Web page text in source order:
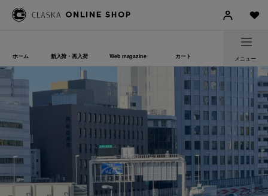
ホーム 新入荷・再入荷 Web magazine カート メニュー